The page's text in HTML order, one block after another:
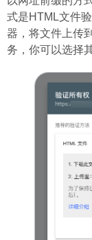
式是HTML文件
器，将文件上传
务，你可以选择